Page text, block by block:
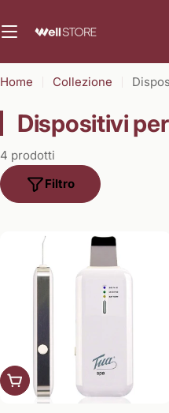
al
Home Collezione
Dispositivi
4 prodotti
Filtro
Aggiungi al carrello